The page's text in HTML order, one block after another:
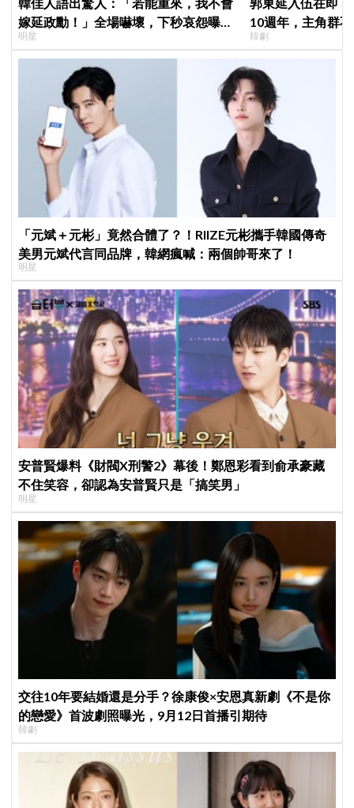
嫁延政勳！」全場嚇壞，下秒哀怨曝真
實原因笑翻
明星
10週年，主角群
錄製特別節目
韓劇
「元斌＋元彬」竟然合體了？！RIIZE元彬攜手韓國傳奇
美男元斌代言同品牌，韓網瘋喊：兩個帥哥來了！
明星
安普賢爆料《財閥X刑警2》幕後！鄭恩彩看到俞承豪藏
不住笑容，卻認為安普賢只是「搞笑男」
明星
交往10年要結婚還是分手？徐康俊×安恩真新劇《不是你
的戀愛》首波劇照曝光，9月12日首播引期待
韓劇